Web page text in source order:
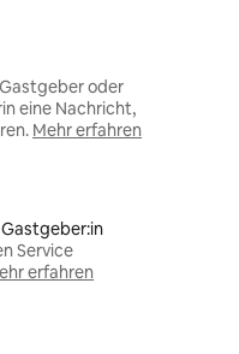
oder
eine Nachricht,
Mehr erfahren
Service
erfahren